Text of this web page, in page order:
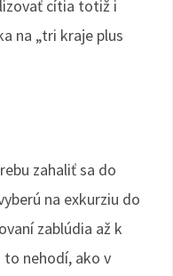
cítia totiž i
na „tri kraje plus
zahaliť sa do
na exkurziu do
zablúdia až k
to nehodí, ako v